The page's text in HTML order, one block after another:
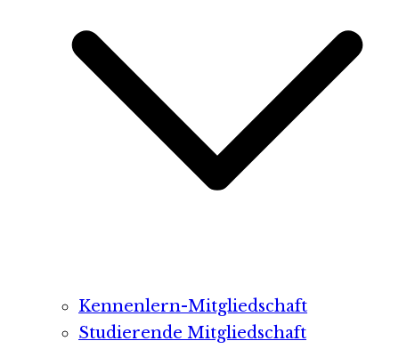
Kennenlern-Mitgliedschaft
Studierende Mitgliedschaft